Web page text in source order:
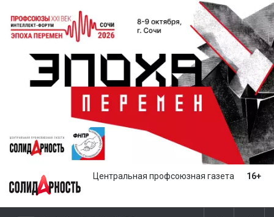
Центральная профсоюзная газета 16+